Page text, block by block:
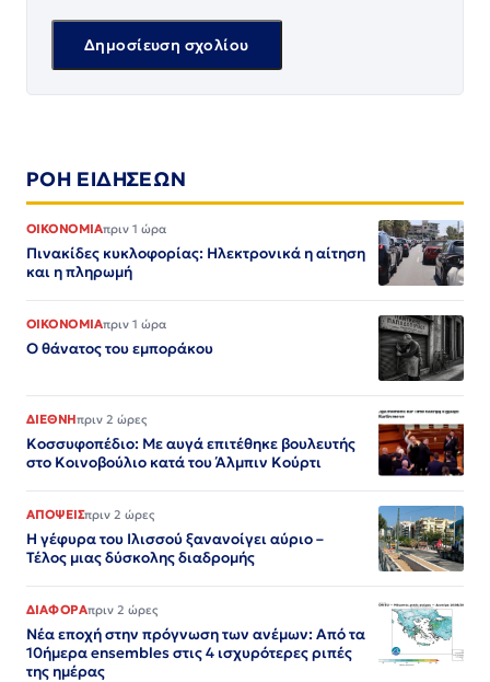
ΡΟΗ ΕΙΔΗΣΕΩΝ
ΟΙΚΟΝΟΜΙΑπριν 1 ώρα
Πινακίδες κυκλοφορίας: Ηλεκτρονικά η αίτηση
και η πληρωμή
ΟΙΚΟΝΟΜΙΑπριν 1 ώρα
Ο θάνατος του εμποράκου
ΔΙΕΘΝΗπριν 2 ώρες
Κοσσυφοπέδιο: Με αυγά επιτέθηκε βουλευτής
στο Κοινοβούλιο κατά του Άλμπιν Κούρτι
ΑΠΟΨΕΙΣπριν 2 ώρες
Η γέφυρα του Ιλισσού ξανανοίγει αύριο –
Τέλος μιας δύσκολης διαδρομής
ΔΙΑΦΟΡΑπριν 2 ώρες
Νέα εποχή στην πρόγνωση των ανέμων: Από τα
10ήμερα ensembles στις 4 ισχυρότερες ριπές
της ημέρας